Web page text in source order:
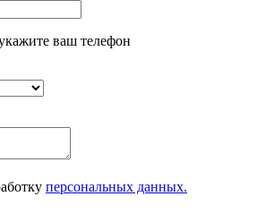
ваш телефон
персональных данных.